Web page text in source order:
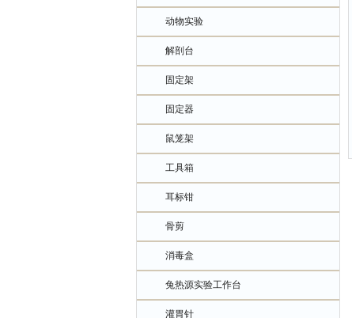
动物实验
解剖台
固定架
固定器
鼠笼架
工具箱
耳标钳
骨剪
消毒盒
兔热源实验工作台
灌胃针